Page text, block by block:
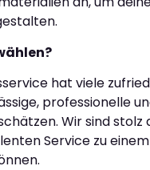
hat viele
professionelle
Wir sind stolz
Service zu